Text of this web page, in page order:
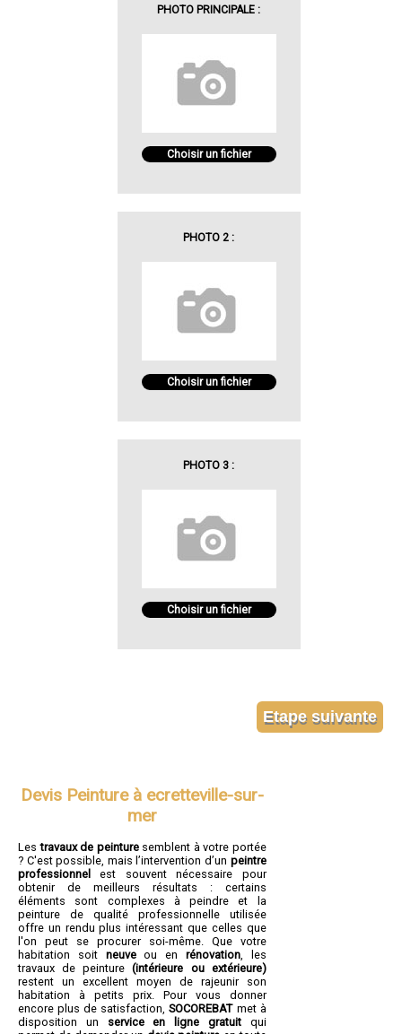
PHOTO PRINCIPALE :
Choisir un fichier
PHOTO 2 :
Choisir un fichier
PHOTO 3 :
Choisir un fichier
Devis Peinture à ecretteville-sur-
mer
Lestravaux de peinturesemblent à votre portée
? C'est possible, mais l’intervention d’un peintre
professionnel
est souvent nécessaire pour
obtenir de meilleurs résultats : certains
éléments sont complexes à peindre et la
peinture de qualité professionnelle utilisée
offre un rendu plus intéressant que celles que
l'on peut se procurer soi-même. Que votre
habitation soit neuveou en rénovation, les
travaux de peinture(intérieure ou extérieure)
restent un excellent moyen de rajeunir son
habitation à petits prix. Pour vous donner
encore plus de satisfaction,SOCOREBATmet à
disposition un service en ligne gratuitqui